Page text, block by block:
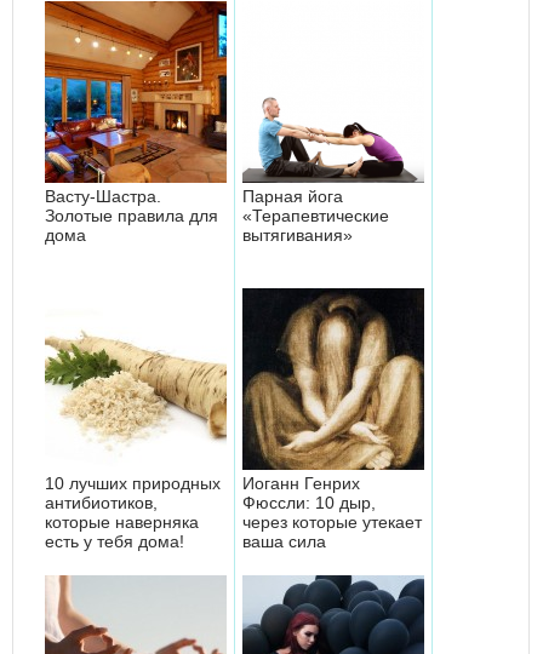
Васту-Шастра.
Золотые правила для
дома
Парная йога
«Терапевтические
вытягивания»
10 лучших природных
антибиотиков,
которые наверняка
есть у тебя дома!
Иоганн Генрих
Фюссли: 10 дыр,
через которые утекает
ваша сила